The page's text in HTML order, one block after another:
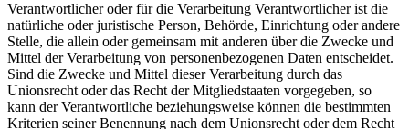
Verantwortlicher oder für die Verarbeitung Verantwortlicher ist die
natürliche oder juristische Person, Behörde, Einrichtung oder andere
Stelle, die allein oder gemeinsam mit anderen über die Zwecke und
Mittel der Verarbeitung von personenbezogenen Daten entscheidet.
Sind die Zwecke und Mittel dieser Verarbeitung durch das
Unionsrecht oder das Recht der Mitgliedstaaten vorgegeben, so
kann der Verantwortliche beziehungsweise können die bestimmten
Kriterien seiner Benennung nach dem Unionsrecht oder dem Recht